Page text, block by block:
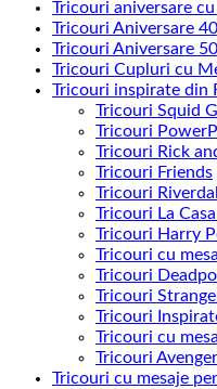
Tricouri aniversare
Tricouri Aniversare
Tricouri Aniversare
Tricouri Cupluri cu
Tricouri inspirate din
Tricouri Squid
Tricouri
Tricouri Rick
Tricouri Friends
Tricouri
Tricouri La
Tricouri Harry
Tricouri cu
Tricouri
Tricouri
Tricouri
Tricouri cu
Tricouri
Tricouri cu mesaje